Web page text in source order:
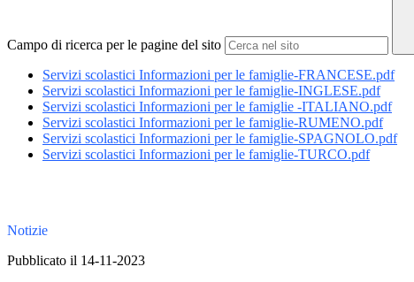
Campo di ricerca per le pagine del sito
Servizi scolastici Informazioni per le famiglie-FRANCESE.pdf
Servizi scolastici Informazioni per le famiglie-INGLESE.pdf
Servizi scolastici Informazioni per le famiglie -ITALIANO.pdf
Servizi scolastici Informazioni per le famiglie-RUMENO.pdf
Servizi scolastici Informazioni per le famiglie-SPAGNOLO.pdf
Servizi scolastici Informazioni per le famiglie-TURCO.pdf
Notizie
Pubblicato il 14-11-2023